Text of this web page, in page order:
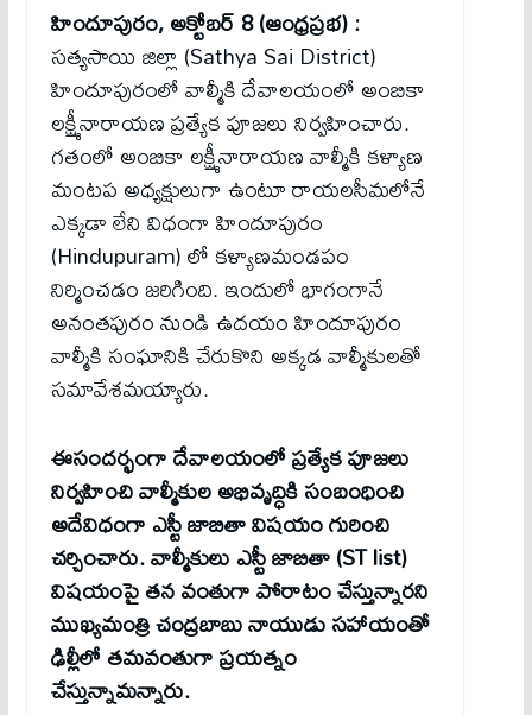
హిందూపురం, అక్టోబర్ 8 (ఆంధ్రప్రభ) :
సత్యసాయి జిల్లా (Sathya Sai District)
హిందూపురంలో వాల్మీకి దేవాలయంలో అంబికా
లక్ష్మీనారాయణ ప్రత్యేక పూజలు నిర్వహించారు.
గతంలో అంబికా లక్ష్మీనారాయణ వాల్మీకి కళ్యాణ
మంటప అధ్యక్షులుగా ఉంటూ రాయలసీమలోనే
ఎక్కడా లేని విధంగా హిందూపురం
(Hindupuram) లో కళ్యాణమండపం
నిర్మించడం జరిగింది. ఇందులో భాగంగానే
అనంతపురం నుండి ఉదయం హిందూపురం
వాల్మీకి సంఘానికి చేరుకొని అక్కడ వాల్మీకులతో
సమావేశమ‌య్యారు.
ఈసందర్భంగా దేవాలయంలో ప్రత్యేక పూజలు
నిర్వహించి వాల్మీకుల అభివృద్ధికి సంబంధించి
అదేవిధంగా ఎస్టీ జాబితా విషయం గురించి
చర్చించారు. వాల్మీకులు ఎస్టీ జాబితా (ST list)
విషయంపై తన వంతుగా పోరాటం చేస్తున్నారని
ముఖ్యమంత్రి చంద్రబాబు నాయుడు సహాయంతో
ఢిల్లీలో తమవంతుగా ప్రయత్నం
చేస్తున్నామన్నారు.